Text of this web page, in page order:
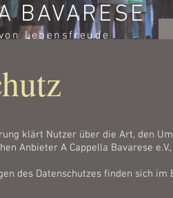
BAVARESE
Lebensfreude
klärt Nutzer über die Art, den
Anbieter A Cappella Bavarese
des Datenschutzes finden sich im